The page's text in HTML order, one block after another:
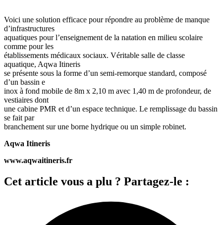
Voici une solution efficace pour répondre au problème de manque
d’infrastructures
aquatiques pour l’enseignement de la natation en milieu scolaire
comme pour les
établissements médicaux sociaux. Véritable salle de classe
aquatique, Aqwa Itineris
se présente sous la forme d’un semi-remorque standard, composé
d’un bassin e
inox à fond mobile de 8m x 2,10 m avec 1,40 m de profondeur, de
vestiaires dont
une cabine PMR et d’un espace technique. Le remplissage du bassin
se fait par
branchement sur une borne hydrique ou un simple robinet.
Aqwa Itineris
www.aqwaitineris.fr
Cet article vous a plu ? Partagez-le :